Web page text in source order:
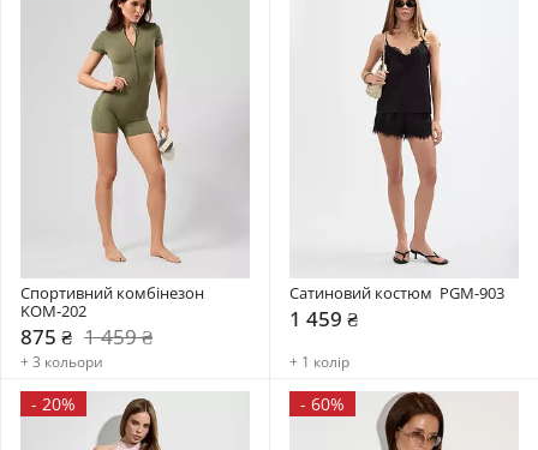
Спортивний комбінезон
KOM-202
875 ₴ 1 459 ₴
+ 3 кольори
Сатиновий костюм  PGM-903
1 459 ₴
+ 1 колір
- 20% - 60%